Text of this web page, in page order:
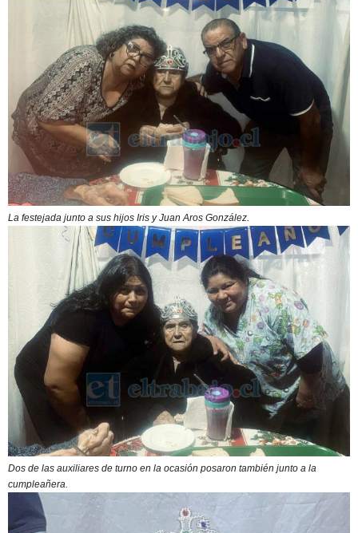
La festejada junto a sus hijos Iris y Juan Aros González.
Dos de las auxiliares de turno en la ocasión posaron también junto a la
cumpleañera.